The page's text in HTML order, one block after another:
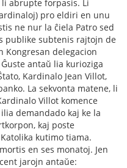
abrupte forpasis. Li
pro eldiri en unu
ne nur la ĉiela Patro sed
publike subtenis rajtojn de
Kongresan delegacion
antaŭ lia kurioziga
Kardinalo Jean Villot,
La sekvonta matene, li
Villot komence
demandado kaj ke la
kaj poste
kutimo tiama.
en ses monatoj. Jen
jarojn antaŭe: